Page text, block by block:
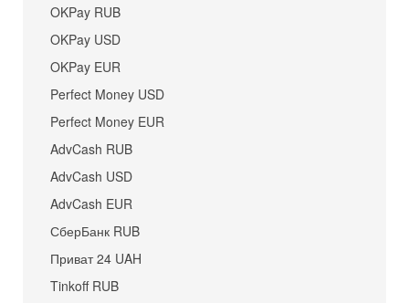
OKPay RUB
OKPay USD
OKPay EUR
Perfect Money USD
Perfect Money EUR
AdvCash RUB
AdvCash USD
AdvCash EUR
СберБанк RUB
Приват 24 UAH
Tinkoff RUB